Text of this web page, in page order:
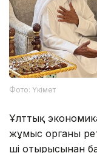
Фото: Үкімет
Ұлттық
жұмыс органы
ші отырысынан